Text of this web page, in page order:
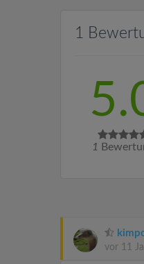
1
1
vor 11